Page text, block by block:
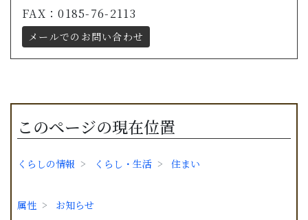
FAX：0185-76-2113
メールでのお問い合わせ
このページの現在位置
くらしの情報 くらし・生活 住まい
属性 お知らせ